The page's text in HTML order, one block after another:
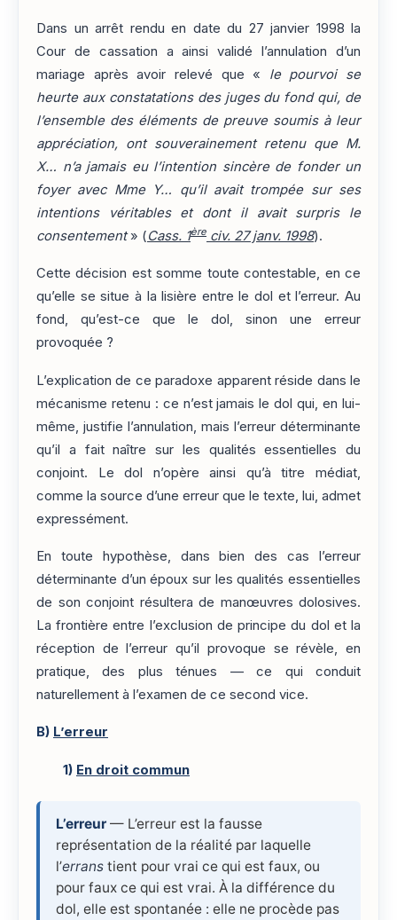
Dans un arrêt rendu en date du 27 janvier 1998 la
Cour de cassation a ainsi validé l’annulation d’un
mariage après avoir relevé que « le pourvoi se
heurte aux constatations des juges du fond qui, de
l’ensemble des éléments de preuve soumis à leur
appréciation, ont souverainement retenu que M.
X… n’a jamais eu l’intention sincère de fonder un
foyer avec Mme Y… qu’il avait trompée sur ses
intentions véritables et dont il avait surpris le
consentement» (Cass. 1ère civ. 27 janv. 1998).
Cette décision est somme toute contestable, en ce
qu’elle se situe à la lisière entre le dol et l’erreur. Au
fond, qu’est-ce que le dol, sinon une erreur
provoquée ?
L’explication de ce paradoxe apparent réside dans le
mécanisme retenu : ce n’est jamais le dol qui, en lui-
même, justifie l’annulation, mais l’erreur déterminante
qu’il a fait naître sur les qualités essentielles du
conjoint. Le dol n’opère ainsi qu’à titre médiat,
comme la source d’une erreur que le texte, lui, admet
expressément.
En toute hypothèse, dans bien des cas l’erreur
déterminante d’un époux sur les qualités essentielles
de son conjoint résultera de manœuvres dolosives.
La frontière entre l’exclusion de principe du dol et la
réception de l’erreur qu’il provoque se révèle, en
pratique, des plus ténues — ce qui conduit
naturellement à l’examen de ce second vice.
B) L’erreur
1) En droit commun
L’erreur — L’erreur est la fausse
représentation de la réalité par laquelle
l’errans tient pour vrai ce qui est faux, ou
pour faux ce qui est vrai. À la différence du
dol, elle est spontanée : elle ne procède pas